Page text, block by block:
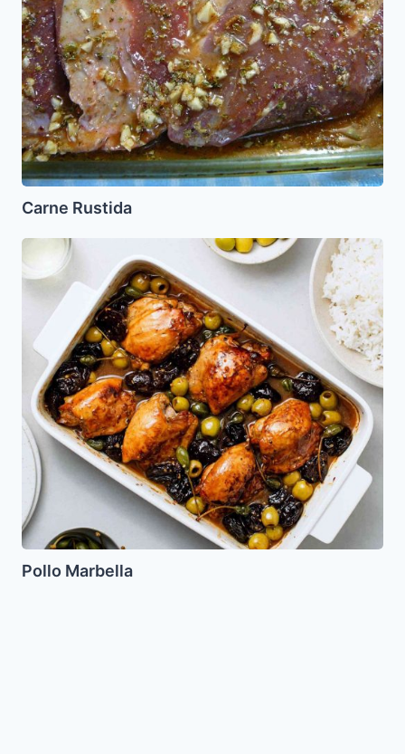
Carne Rustida
Pollo
Marbella
Pollo Marbella